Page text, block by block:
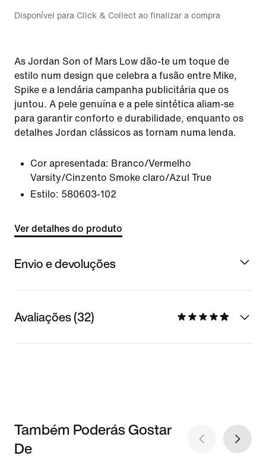
Disponível para Click & Collect ao finalizar a compra
As Jordan Son of Mars Low dão-te um toque de
estilo num design que celebra a fusão entre Mike,
Spike e a lendária campanha publicitária que os
juntou. A pele genuína e a pele sintética aliam-se
para garantir conforto e durabilidade, enquanto os
detalhes Jordan clássicos as tornam numa lenda.
Cor apresentada: Branco/Vermelho
Varsity/Cinzento Smoke claro/Azul True
Estilo: 580603-102
Ver detalhes do produto
Envio e devoluções
Avaliações (32)
Também Poderás Gostar
De